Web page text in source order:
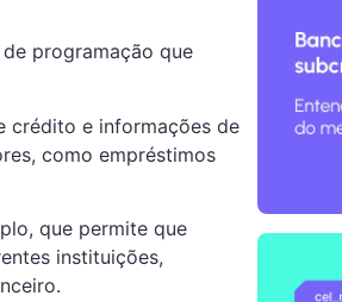
programação que
crédito e informações de
como empréstimos
que permite que
instituições,